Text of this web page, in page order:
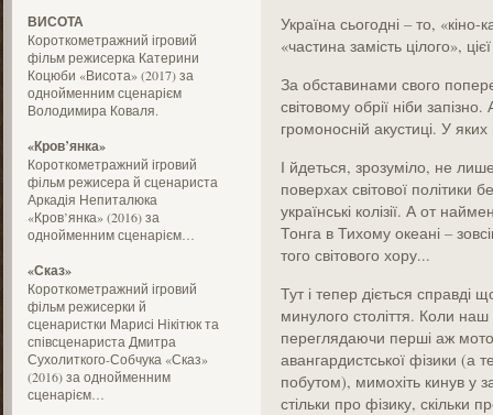
ВИСОТА
Короткометражний ігровий
фільм режисерка Катерини
Коцюби «Висота» (2017) за
однойменним сценарієм
Володимира Коваля.
«Кров’янка»
Короткометражний ігровий
фільм режисера й сценариста
Аркадія Непиталюка
«Кров’янка» (2016) за
однойменним сценарієм…
«Сказ»
Короткометражний ігровий
фільм режисерки й
сценаристки Марисі Нікітюк та
співсценариста Дмитра
Сухолиткого-Собчука «Сказ»
(2016) за однойменним
сценарієм…
Україна сьогодні – то,
«частина замість цілого», цієї
За обставинами свого
світовому обрії ніби
громоносній акустиці. У
І йдеться, зрозуміло, не
поверхах світової політики
українські колізії. А от
Тонга в Тихому океані –
того світового хору...
Тут і тепер діється справді
минулого століття. Коли наш
переглядаючи перші аж
авангардистської фізики (а
побутом), мимохіть кинув у
стільки про фізику, скільки